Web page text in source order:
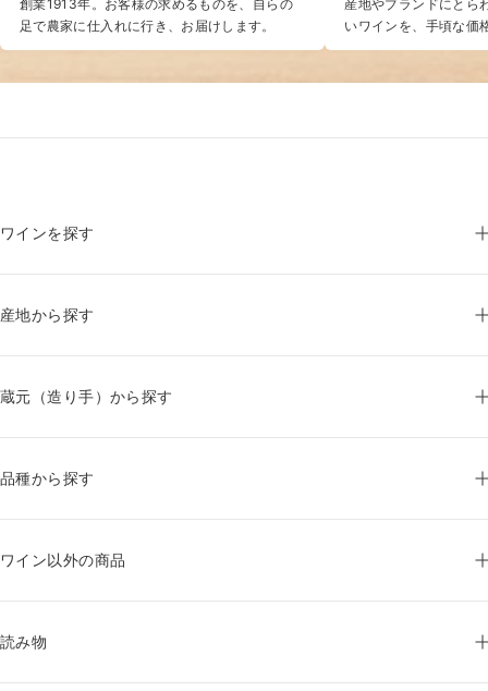
創業1913年。お客様の求めるものを、自らの
足で農家に仕入れに行き、お届けします。
産地やブランドにとら
いワインを、手頃な価
ワインを探す
産地から探す
蔵元（造り手）から探す
品種から探す
ワイン以外の商品
読み物